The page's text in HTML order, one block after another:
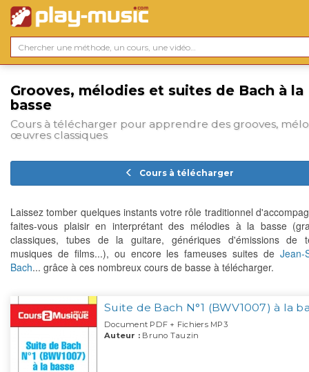
Grooves, mélodies et suites de Bach à la
basse
Cours à télécharger pour apprendre des grooves,
œuvres classiques
Cours à télécharger
Laissez tomber quelques instants votre rôle traditionnel
faites-vous plaisir en interprétant des mélodies à la basse
classiques, tubes de la guitare, génériques d'émissions de
musiques de films...), ou encore les fameuses suites de Jean-
Bach... grâce à ces nombreux cours de basse à télécharger.
Suite de Bach N°1 (BWV1007) à la
Document PDF + Fichiers MP3
Auteur : Bruno Tauzin